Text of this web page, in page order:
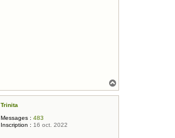
a
Trinita
Messages : 483
Inscription : 16 oct. 2022